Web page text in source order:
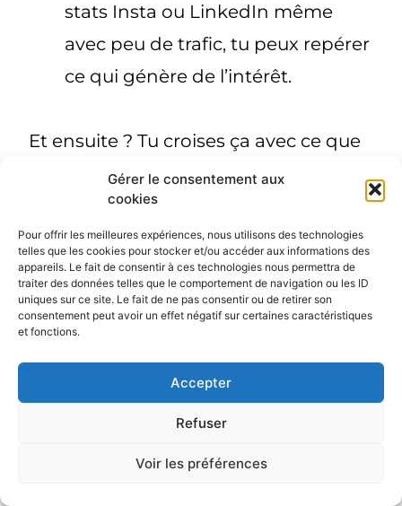
Gérer le consentement aux
cookies
Pour offrir les meilleures expériences, nous utilisons des technologies
telles que les cookies pour stocker et/ou accéder aux informations des
appareils. Le fait de consentir à ces technologies nous permettra de
traiter des données telles que le comportement de navigation ou les ID
uniques sur ce site. Le fait de ne pas consentir ou de retirer son
consentement peut avoir un effet négatif sur certaines caractéristiques
et fonctions.
Accepter
Refuser
Voir les préférences
stats Insta ou LinkedIn même
avec peu de trafic, tu peux repérer
ce qui génère de l’intérêt.
Et ensuite ? Tu croises ça avec ce que
toi, tu maîtrises(ou ce que tu peux
apprendre vite). Pas besoin d’être
expert en tout. Deux ou trois canaux
bien choisis, c’est amplement
suffisant pour démarrer.
Adapter ton message
selon le canal (sans te
dédoubler non plus)